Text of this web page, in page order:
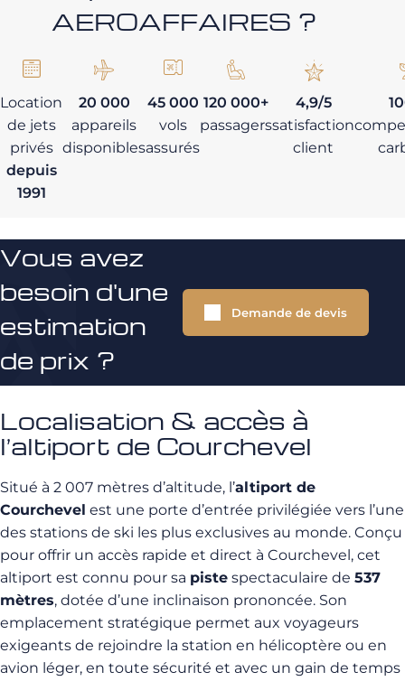
AEROAFFAIRES ?
Location
de jets
privés
depuis
1991
20 000
appareils
disponibles
45 000
vols
assurés
120 000+
passagers
4,9/5
satisfaction
client
Vous avez
besoin d'une
estimation
de prix ?
Demande de devis
Localisation & accès à
l’altiport de Courchevel
Situé à 2 007 mètres d’altitude, l’altiport de
Courchevel est une porte d’entrée privilégiée vers l’une
des stations de ski les plus exclusives au monde. Conçu
pour offrir un accès rapide et direct à Courchevel, cet
altiport est connu pour sa piste spectaculaire de 537
mètres, dotée d’une inclinaison prononcée. Son
emplacement stratégique permet aux voyageurs
exigeants de rejoindre la station en hélicoptère ou en
avion léger, en toute sécurité et avec un gain de temps